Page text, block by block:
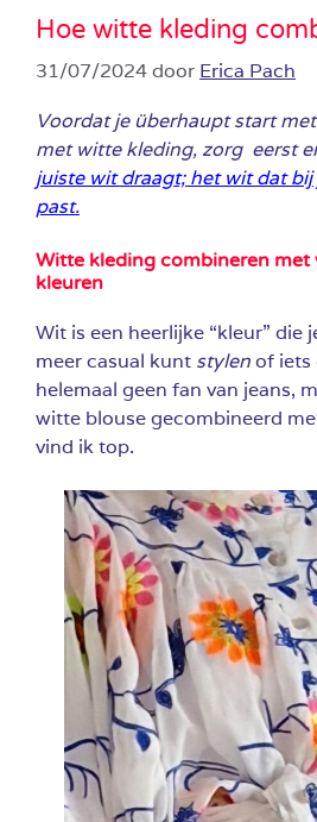
Hoe witte kleding
31/07/2024door Erica Pach
Voordat je überhaupt start
met witte kleding, zorg eerst
juiste wit draagt; het wit dat
past.
Witte kleding combineren met
kleuren
Wit is een heerlijke “kleur” die
meer casual kunt stylenof iets
helemaal geen fan van jeans,
witte blouse gecombineerd
vind ik top.